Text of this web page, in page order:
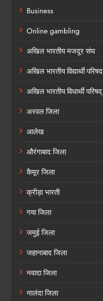
Business
Online gambling
अखिल भारतीय मजदूर संघ
अखिल भारतीय विद्यार्थी परिषद
अखिल भारतीय विधार्थी परिषद्
अरवल जिला
आलेख
औरंगाबाद जिला
कैमूर जिला
क्रीड़ा भारती
गया जिला
जमुई जिला
जहानाबाद जिला
नवादा जिला
नालंदा जिला